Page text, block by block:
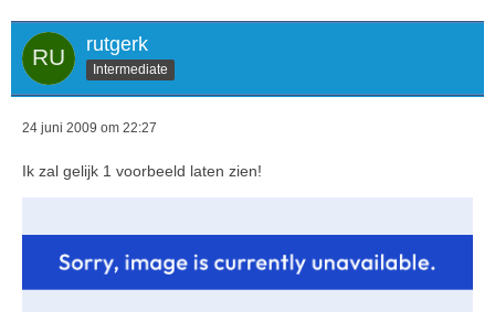
rutgerk
Intermediate
24 juni 2009 om 22:27
Ik zal gelijk 1 voorbeeld laten zien!